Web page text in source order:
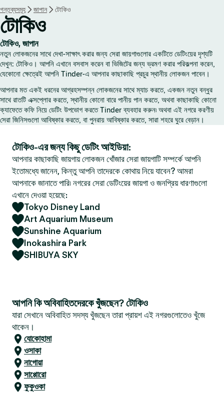
গন্তব্যসমূহ জাপান টোকিও
টোকিও
টোকিও, জাপান
নতুন লোকজনের সাথে দেখা-সাক্ষাৎ করার জন্য সেরা জায়গাগুলোর একটিতে ডেটিংয়ের দৃশ্যটি
দেখুন: টোকিও। আপনি এখানে বসবাস করেন বা ভিজিটের জন্য ভ্রমণ করার পরিকল্পনা করেন,
যেকোনো ক্ষেত্রেই আপনি Tinder-এ আপনার কাছাকাছি প্রচুর স্থানীয় লোকজন পাবেন।
আপনার মত একই ধরনের আগ্রহসম্পন্ন লোকজনের সাথে ম্যাচ করতে, একজন নতুন বন্ধুর
সাথে রাতটি এক্সপ্লোর করতে, স্থানীয় কোনো বারে পানীয় পান করতে, অথবা কাছাকাছি কোনো
ক্যাফেতে কফি নিয়ে ডেটিং উপভোগ করতে Tinder ব্যবহার করুন৷ অথবা এই নগরে করণীয়
সেরা জিনিসগুলো আবিষ্কার করতে, বা পুনরায় আবিষ্কার করতে, সারা শহরে ঘুরে বেড়ান।
টোকিও-এর জন্য কিছু ডেটিং আইডিয়া:
আপনার কাছাকাছি জায়গায় লোকজন খোঁজার সেরা জায়গাটি সম্পর্কে আপনি
ইতোমধ্যে জানেন, কিন্তু আপনি তাদেরকে কোথায় নিয়ে যাবেন? আমরা
আপনাকে জানাতে পারি৷ নগরের সেরা ডেটিংয়ের জায়গা ও জনপ্রিয় ধারণাগুলো
এখানে দেওয়া হয়েছে:
Tokyo Disney Land
Art Aquarium Museum
Sunshine Aquarium
Inokashira Park
SHIBUYA SKY
আপনি কি অবিবাহিতদেরকে খুঁজছেন? টোকিও
যারা সেখানে অবিবাহিত সদস্য খুঁজছেন তারা প্রায়শ এই নগরগুলোতেও খুঁজে
থাকেন।
যোকোহামা
ওসাকা
নাগোয়া
সাপ্পোরো
ফুকুওকা